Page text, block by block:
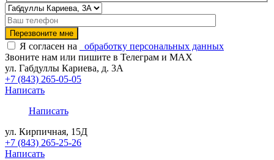
Я согласен на
обработку персональных данных
Звоните нам или пишите в Телеграм и MAX
ул. Габдуллы Кариева, д. 3А
+7 (843) 265-05-05
Написать
Написать
ул. Кирпичная, 15Д
+7 (843) 265-25-26
Написать